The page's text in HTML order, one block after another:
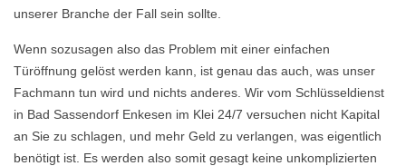
unserer Branche der Fall sein sollte.
Wenn sozusagen also das Problem mit einer einfachen
Türöffnung gelöst werden kann, ist genau das auch, was unser
Fachmann tun wird und nichts anderes. Wir vom Schlüsseldienst
in Bad Sassendorf Enkesen im Klei 24/7 versuchen nicht Kapital
an Sie zu schlagen, und mehr Geld zu verlangen, was eigentlich
benötigt ist. Es werden also somit gesagt keine unkomplizierten